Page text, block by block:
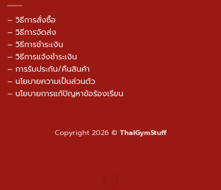
– วิธีการสั่งซื้อ
– วิธีการจัดส่ง
– วิธีการชำระเงิน
– วิธีการแจ้งชำระเงิน
– การรับประกัน/คืนสินค้า
– นโยบายความเป็นส่วนตัว
– นโยบายการแก้ปัญหาข้อร้องเรียน
Copyright 2026 © ThaiGymStuff